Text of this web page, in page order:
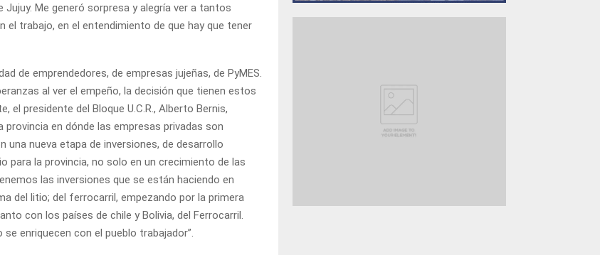
Me generó sorpresa y alegría ver a tantos
trabajo, en el entendimiento de que hay que tener
de emprendedores, de empresas jujeñas, de PyMES.
al ver el empeño, la decisión que tienen estos
el presidente del Bloque U.C.R., Alberto Bernis,
en dónde las empresas privadas son
una nueva etapa de inversiones, de desarrollo
para la provincia, no solo en un crecimiento de las
las inversiones que se están haciendo en
del litio; del ferrocarril, empezando por la primera
con los países de chile y Bolivia, del Ferrocarril.
enriquecen con el pueblo trabajador”.